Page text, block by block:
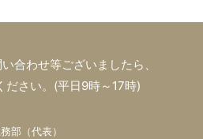
合わせ等ございましたら、
ださい。(平日9時～17時)
部（代表）